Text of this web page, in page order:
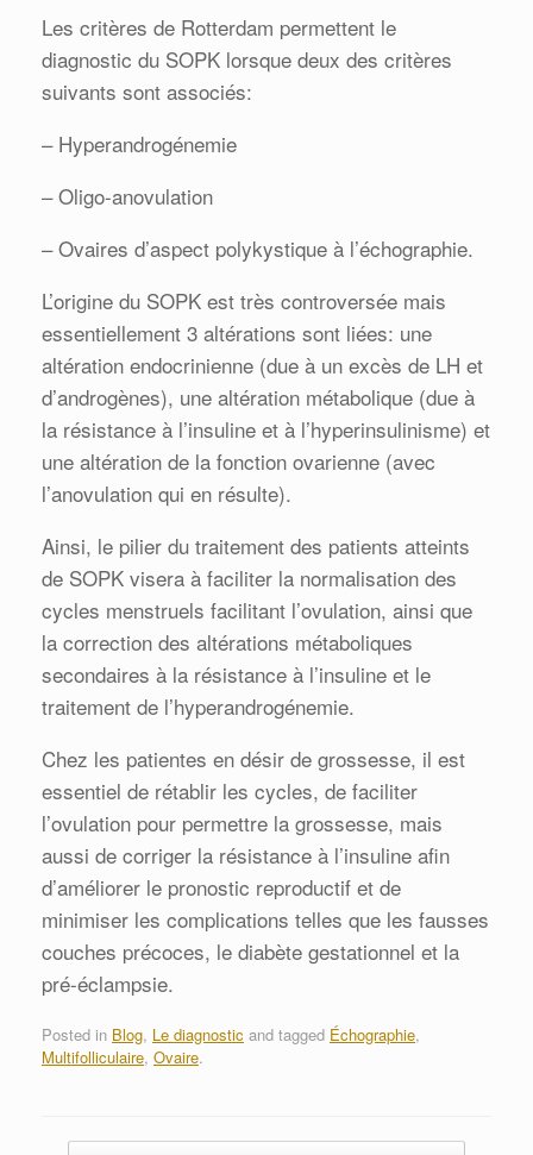
Les critères de Rotterdam permettent le
diagnostic du SOPK lorsque deux des critères
suivants sont associés:
– Hyperandrogénemie
– Oligo-anovulation
– Ovaires d’aspect polykystique à l’échographie.
L’origine du SOPK est très controversée mais
essentiellement 3 altérations sont liées: une
altération endocrinienne (due à un excès de LH et
d’androgènes), une altération métabolique (due à
la résistance à l’insuline et à l’hyperinsulinisme) et
une altération de la fonction ovarienne (avec
l’anovulation qui en résulte).
Ainsi, le pilier du traitement des patients atteints
de SOPK visera à faciliter la normalisation des
cycles menstruels facilitant l’ovulation, ainsi que
la correction des altérations métaboliques
secondaires à la résistance à l’insuline et le
traitement de l’hyperandrogénemie.
Chez les patientes en désir de grossesse, il est
essentiel de rétablir les cycles, de faciliter
l’ovulation pour permettre la grossesse, mais
aussi de corriger la résistance à l’insuline afin
d’améliorer le pronostic reproductif et de
minimiser les complications telles que les fausses
couches précoces, le diabète gestationnel et la
pré-éclampsie.
Posted in Blog, Le diagnostic and tagged Échographie,
Multifolliculaire, Ovaire.